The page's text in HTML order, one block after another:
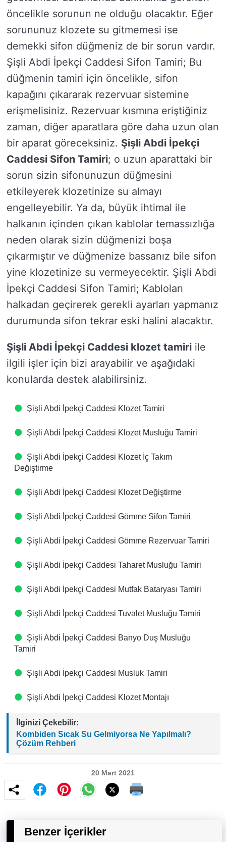
öncelikle sorunun ne olduğu olacaktır. Eğer
sorununuz klozete su gitmemesi ise
demekki sifon düğmeniz de bir sorun vardır.
Şişli Abdi İpekçi Caddesi Sifon Tamiri; Bu
düğmenin tamiri için öncelikle, sifon
kapağını çıkararak rezervuar sistemine
erişmelisiniz. Rezervuar kısmına eriştiğiniz
zaman, diğer aparatlara göre daha uzun olan
bir aparat göreceksiniz. Şişli Abdi İpekçi
Caddesi Sifon Tamiri; o uzun aparattaki bir
sorun sizin sifonunuzun düğmesini
etkileyerek klozetinize su almayı
engelleyebilir. Ya da, büyük ihtimal ile
halkanın içinden çıkan kablolar temassızlığa
neden olarak sizin düğmenizi boşa
çıkarmıştır ve düğmenize bassanız bile sifon
yine klozetinize su vermeyecektir. Şişli Abdi
İpekçi Caddesi Sifon Tamiri; Kabloları
halkadan geçirerek gerekli ayarları yapmanız
durumunda sifon tekrar eski halini alacaktır.
Şişli Abdi İpekçi Caddesi klozet tamiri ile
ilgili işler için bizi arayabilir ve aşağıdaki
konularda destek alabilirsiniz.
Şişli Abdi İpekçi Caddesi Klozet Tamiri
Şişli Abdi İpekçi Caddesi Klozet Musluğu Tamiri
Şişli Abdi İpekçi Caddesi Klozet İç Takım
Değiştirme
Şişli Abdi İpekçi Caddesi Klozet Değiştirme
Şişli Abdi İpekçi Caddesi Gömme Sifon Tamiri
Şişli Abdi İpekçi Caddesi Gömme Rezervuar Tamiri
Şişli Abdi İpekçi Caddesi Taharet Musluğu Tamiri
Şişli Abdi İpekçi Caddesi Mutfak Bataryası Tamiri
Şişli Abdi İpekçi Caddesi Tuvalet Musluğu Tamiri
Şişli Abdi İpekçi Caddesi Banyo Duş Musluğu
Tamiri
Şişli Abdi İpekçi Caddesi Musluk Tamiri
Şişli Abdi İpekçi Caddesi Klozet Montajı
İlginizi Çekebilir:
Kombiden Sıcak Su Gelmiyorsa Ne Yapılmalı?
Çözüm Rehberi
20 Mart 2021
Benzer İçerikler